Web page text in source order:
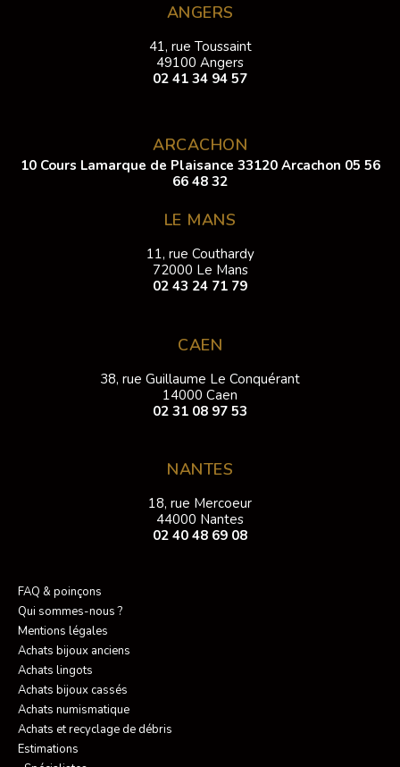
ANGERS
41, rue Toussaint
49100 Angers
02 41 34 94 57
ARCACHON
10 Cours Lamarque de Plaisance 33120 Arcachon 05 56
66 48 32
LE MANS
11, rue Couthardy
72000 Le Mans
02 43 24 71 79
CAEN
38, rue Guillaume Le Conquérant
14000 Caen
02 31 08 97 53
NANTES
18, rue Mercoeur
44000 Nantes
02 40 48 69 08
FAQ & poinçons
Qui sommes-nous ?
Mentions légales
Achats bijoux anciens
Achats lingots
Achats bijoux cassés
Achats numismatique
Achats et recyclage de débris
Estimations